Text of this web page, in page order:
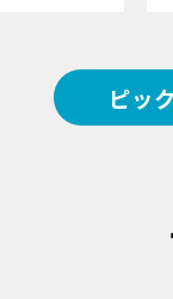
ピッ